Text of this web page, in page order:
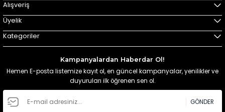
Alışveriş
Üyelik
Kategoriler
Kampanyalardan Haberdar Ol!
Hemen E-posta listemize kayıt ol, en güncel kampanyalar, yenilikler ve
duyuruları ilk öğrenen sen ol.
GÖNDER